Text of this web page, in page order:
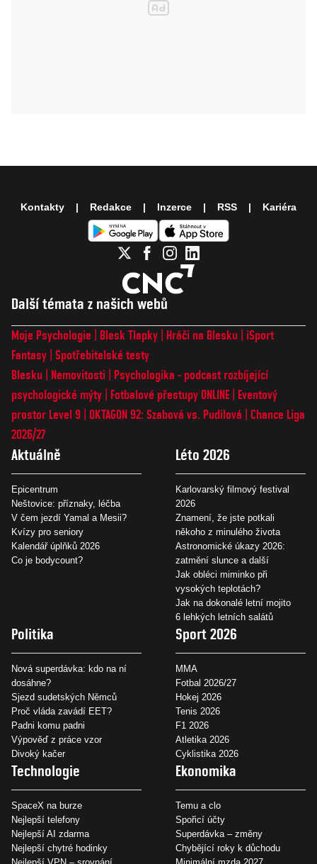
Další témata z našich webů
Moje Psychologie Blesk Tlapky Hráči na Blesku
iSport
Fantasy Spotřebitelské testy
Blesku
Nemovitosti
Psychologika - podcast rozbíjející
psychologické mýty
Fotbalové přestupy ONLINE
Eventový
prostor Level 9 OKTAGON 92: Szabová vs. Pudilová
Chance Liga
2026/27
Aktuálně
Epicentrum
Neštovice: příznaky, léčba
V čem jezdí Yamal a Mesii?
Kvízy pro seniory
Kalendář úplňků 2026
Co je bodycount?
Léto 2026
Karlovarský filmový festival
2026
Znamení, že jste potkali
někoho z minulého života
Astronomické úkazy 2026:
zatmění slunce a další
Jak obléci miminko při
vysokých teplotách?
Jak na dokonalé letní mojito
6 lehkých letních salátů
Politika
Nová superdávka: kdo na ní
dosáhne?
Sjezd sudetských Němců
Proč vláda zavádí EET?
Padni komu padni
Výpověď z práce vzor
Divoký kačer
Sport 2026
MMA
Fotbal 2026/27
Hokej 2026
Tenis 2026
F1 2026
Atletika 2026
Cyklistika 2026
Technologie
SpaceX na burze
Nejlepší telefony
Nejlepší AI zdarma
Nejlepší chytré hodinky
Ekonomika
Temu a clo
Spořicí účty
Superdávka – změny
Chybějící roky k důchodu
Kontakty Redakce Inzerce RSS Kariéra